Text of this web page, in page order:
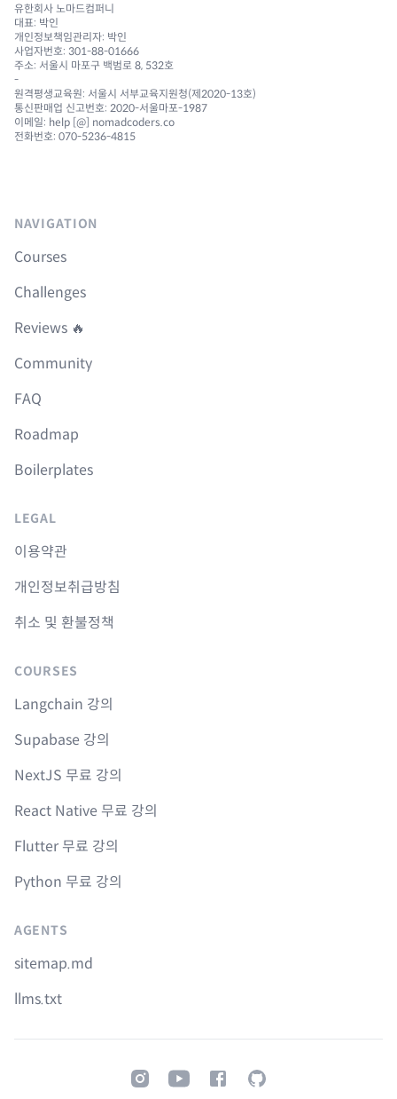
유한회사 노마드컴퍼니
대표: 박인
개인정보책임관리자: 박인
사업자번호: 301-88-01666
주소: 서울시 마포구 백범로 8, 532호
-
원격평생교육원: 서울시 서부교육지원청(제2020-13호)
통신판매업 신고번호: 2020-서울마포-1987
이메일: help [@] nomadcoders.co
전화번호: 070-5236-4815
NAVIGATION
Courses
Challenges
Reviews 🔥
Community
FAQ
Roadmap
Boilerplates
LEGAL
이용약관
개인정보취급방침
취소 및 환불정책
COURSES
Langchain 강의
Supabase 강의
NextJS 무료 강의
React Native 무료 강의
Flutter 무료 강의
Python 무료 강의
AGENTS
sitemap.md
llms.txt
InstagramYoutubeFacebookGitHub